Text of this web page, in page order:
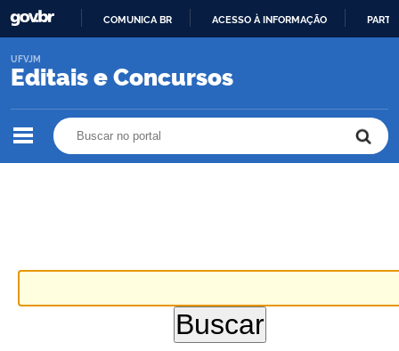
O
COMUNICA BR ACESSO À INFORMAÇÃO
Editais e Concursos
UFVJM